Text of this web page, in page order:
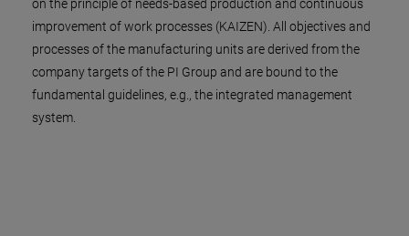
on the principle of needs-based production and continuous
improvement of work processes (KAIZEN). All objectives and
processes of the manufacturing units are derived from the
company targets of the PI Group and are bound to the
fundamental guidelines, e.g., the integrated management
system.